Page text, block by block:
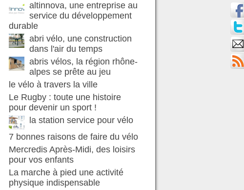
altinnova, une entreprise au
service du développement
durable
abri vélo, une construction
dans l'air du temps
abris vélos, la région rhône-
alpes se prête au jeu
le vélo à travers la ville
Le Rugby : toute une histoire
pour devenir un sport !
la station service pour vélo
7 bonnes raisons de faire du vélo
Mercredis Après-Midi, des loisirs
pour vos enfants
La marche à pied une activité
physique indispensable